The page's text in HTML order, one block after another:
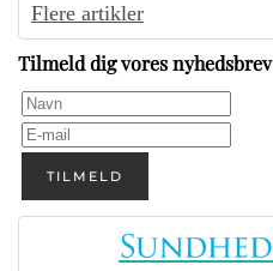
Flere artikler
Tilmeld dig vores nyhedsbrev
TILMELD